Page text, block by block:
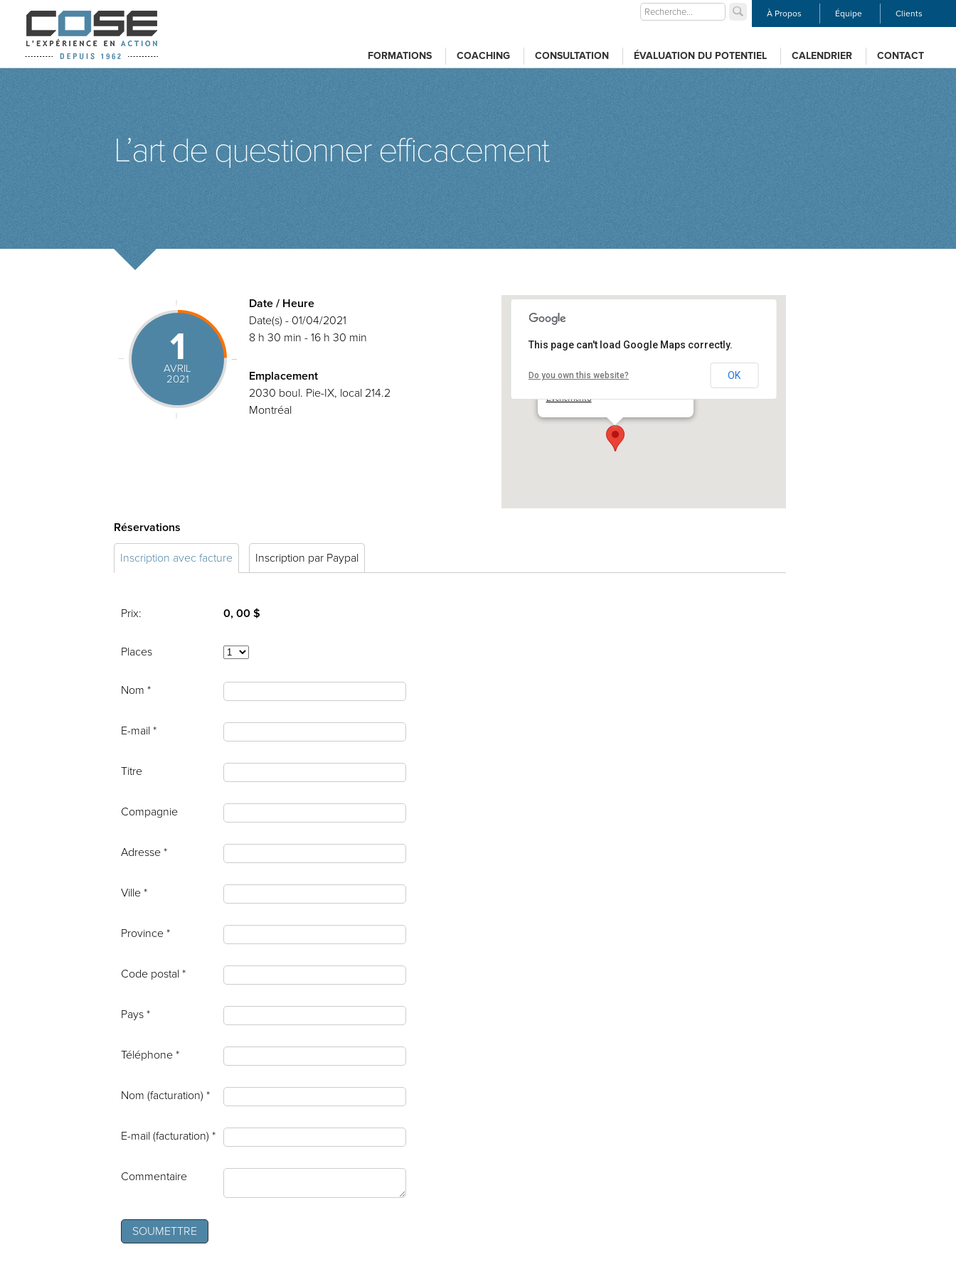
À Propos Équipe Clients
FORMATIONS COACHING CONSULTATION ÉVALUATION DU POTENTIEL CALENDRIER CONTACT
L’art de questionner efficacement
1
AVRIL
2021
COSE inc.
Événements
This page can't load Google Maps correctly.
Do you own this website? OK
Date / Heure
Date(s) - 01/04/2021
8 h 30 min - 16 h 30 min
Emplacement
2030 boul. Pie-IX, local 214.2
Montréal
Réservations
Inscription avec facture Inscription par Paypal
Prix: 0, 00 $
Places
Nom *
E-mail *
Titre
Compagnie
Adresse *
Ville *
Province *
Code postal *
Pays *
Téléphone *
Nom (facturation) *
E-mail (facturation) *
Commentaire